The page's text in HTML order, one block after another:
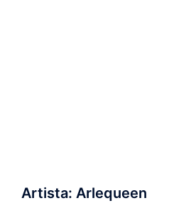
Artista: Arlequeen